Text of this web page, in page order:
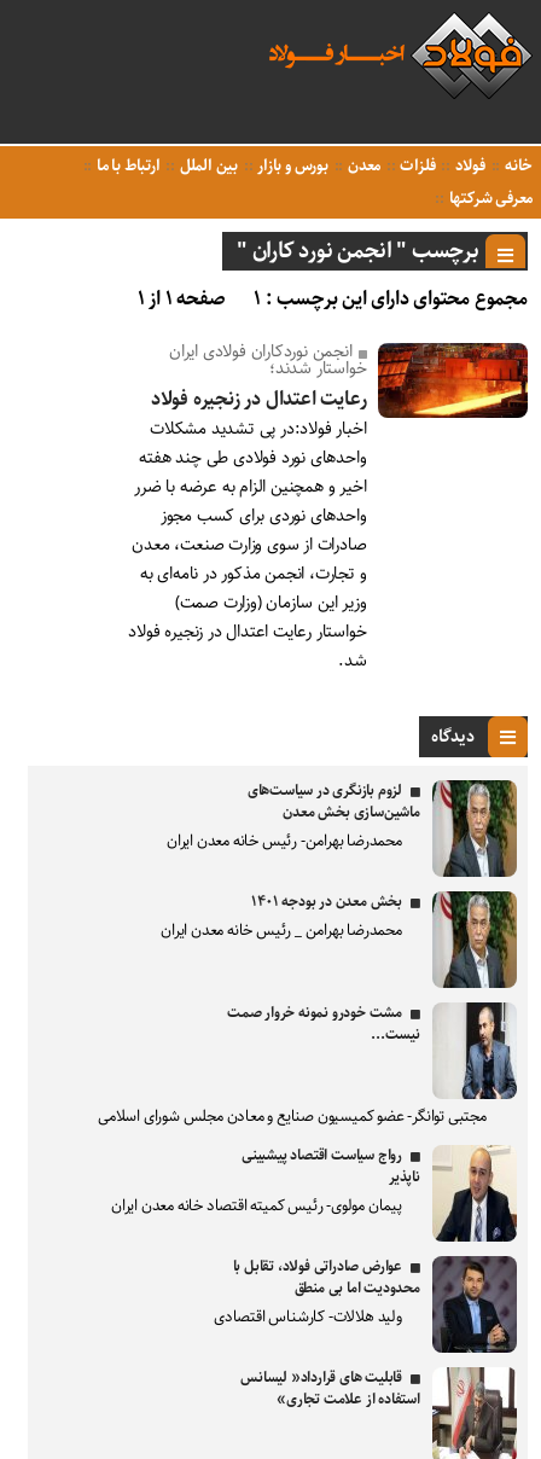
خانه فولاد فلزات معدن بورس و بازار بین الملل
ارتباط با ما
معرفی شرکتها
برچسب " انجمن نورد کاران "
مجموع محتوای دارای این برچسب : ۱ صفحه ۱ از ۱
انجمن نوردکاران فولادی ایران
خواستار شدند؛
رعایت اعتدال در زنجیره فولاد
اخبار فولاد:در پی تشدید مشکلات
واحدهای نورد فولادی طی چند هفته
اخیر و همچنین الزام به عرضه با ضرر
واحدهای نوردی برای کسب مجوز
صادرات از سوی وزارت صنعت، معدن
و تجارت، انجمن مذکور در نامه‌ای به
وزیر این سازمان (وزارت صمت)
خواستار رعایت اعتدال در زنجیره فولاد
شد.
دیدگاه
لزوم بازنگری در سیاست‌های
ماشین‌سازی بخش معدن
محمدرضا بهرامن- رئیس خانه معدن ایران
بخش معدن در بودجه ۱۴۰۱
محمدرضا بهرامن _ رئیس خانه معدن ایران
مشت خودرو نمونه خروار صمت
نیست...
مجتبی توانگر- عضو کمیسیون صنایع و معادن مجلس شورای اسلامی
رواج سیاست اقتصاد پیشبینی
ناپذیر
پیمان مولوی- رئیس کمیته اقتصاد خانه معدن ایران
عوارض صادراتی فولاد، تقابل با
محدودیت اما بی منطق
ولید هلالات- کارشناس اقتصادی
قابلیت های قرارداد« لیسانس
استفاده از علامت تجاری»